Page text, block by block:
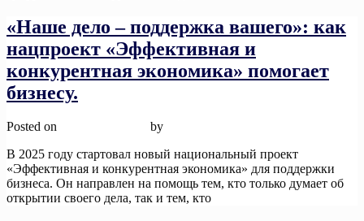
«Наше дело – поддержка вашего»: как
нацпроект «Эффективная и
конкурентная экономика» помогает
бизнесу.
Posted on by
В 2025 году стартовал новый национальный проект
«Эффективная и конкурентная экономика» для поддержки
бизнеса. Он направлен на помощь тем, кто только думает об
открытии своего дела, так и тем, кто